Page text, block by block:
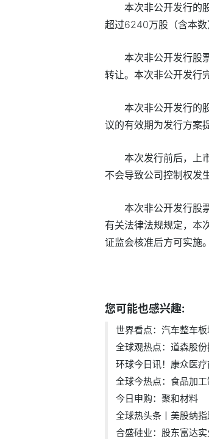
本次非公开发行的
超过6240万股（含本数
本次非公开发行股
转让。本次非公开发行
本次非公开发行的
议的有效期为发行方案
本次发行前后，上
不会导致公司控制权发
本次非公开发行股
有关法律法规规定，本
证监会核准后方可实施。
您可能也感兴趣:
世界看点：汽车整车
全球观热点：道森股
环球今日讯！康众医
全球今热点：食品加
今日申购：聚和材料
全球热头条丨美股纳
合盛硅业：股东富达